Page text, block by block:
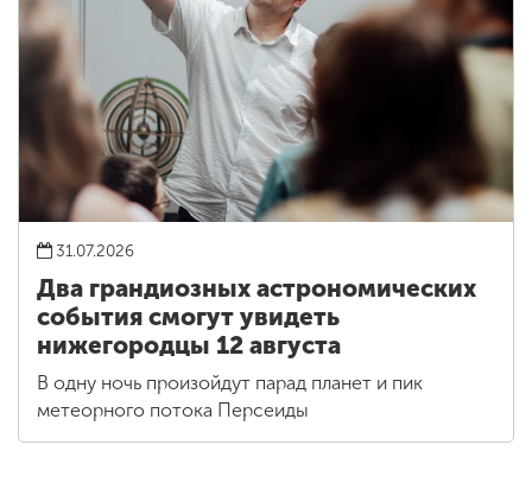
31.07.2026
Два грандиозных астрономических
события смогут увидеть
нижегородцы 12 августа
В одну ночь произойдут парад планет и пик
метеорного потока Персеиды